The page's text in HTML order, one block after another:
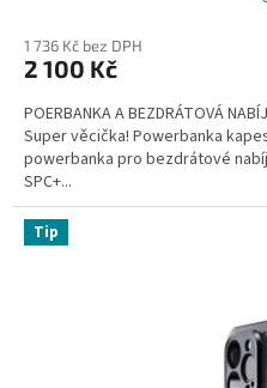
1 736 Kč bez DPH
2 100 Kč
POERBANKA A BEZDRÁTOVÁ
Super věcička! Powerbanka
powerbanka pro bezdrátové
SPC+...
Tip